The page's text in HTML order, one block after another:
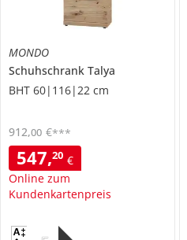
MONDO
Schuhschrank Talya
BHT 60|116|22 cm
547,20 €
Online zum
Kundenkartenpreis
912,00 €***